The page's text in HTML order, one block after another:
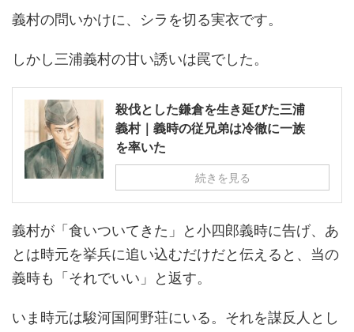
義村の問いかけに、シラを切る実衣です。
しかし三浦義村の甘い誘いは罠でした。
殺伐とした鎌倉を生き延びた三浦
義村｜義時の従兄弟は冷徹に一族
を率いた
続きを見る
義村が「食いついてきた」と小四郎義時に告げ、あ
とは時元を挙兵に追い込むだけだと伝えると、当の
義時も「それでいい」と返す。
いま時元は駿河国阿野荘にいる。それを謀反人とし